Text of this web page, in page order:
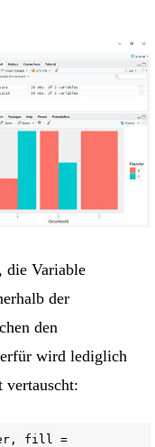
die Variable
der
den
wird lediglich
fill =